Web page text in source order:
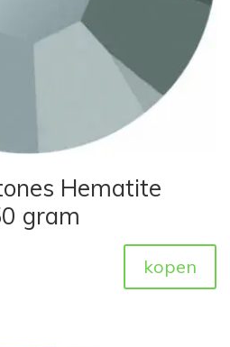
Hematite
gram
kopen